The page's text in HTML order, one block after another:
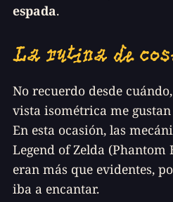
espada.
La rutina de
No recuerdo desde
vista isométrica me
En esta ocasión, las
Legend of Zelda (Phantom
eran más que evidentes,
iba a encantar.